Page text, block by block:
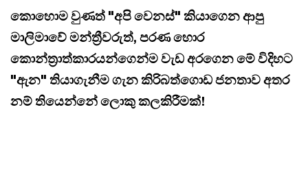
කොහොම වුණත් "අපි වෙනස්" කියාගෙන ආපු
මාලිමාවේ මන්ත්‍රීවරුත්, පරණ හොර
කොන්ත්‍රාත්කාරයන්ගෙන්ම වැඩ අරගෙන මේ විදිහට
"ඇන" තියාගැනීම ගැන කිරිබත්ගොඩ ජනතාව අතර
නම් තියෙන්නේ ලොකු කලකිරීමක්!